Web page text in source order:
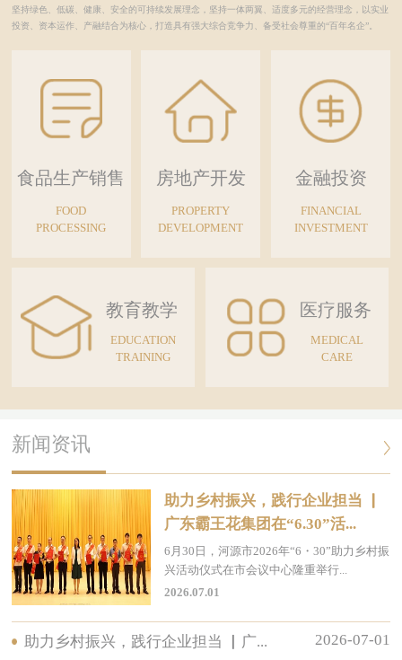
坚持绿色、低碳、健康、安全的可持续发展理念，坚持一体两翼、适度多元的经营理念，以实业
投资、资本运作、产融结合为核心，打造具有强大综合竞争力、备受社会尊重的“百年名企”。
食品生产销售
FOOD
PROCESSING
房地产开发
PROPERTY
DEVELOPMENT
金融投资
FINANCIAL
INVESTMENT
教育教学
EDUCATION
TRAINING
医疗服务
MEDICAL
CARE
新闻资讯
助力乡村振兴，践行企业担当 ▏
广东霸王花集团在“6.30”活...
6月30日，河源市2026年“6・30”助力乡村振
兴活动仪式在市会议中心隆重举行...
2026.07.01
2026-07-01
助力乡村振兴，践行企业担当 ▏广...